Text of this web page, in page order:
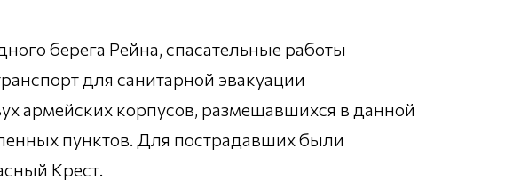
берега Рейна, спасательные работы
для санитарной эвакуации
армейских корпусов, размещавшихся в данной
пунктов. Для пострадавших были
Крест.